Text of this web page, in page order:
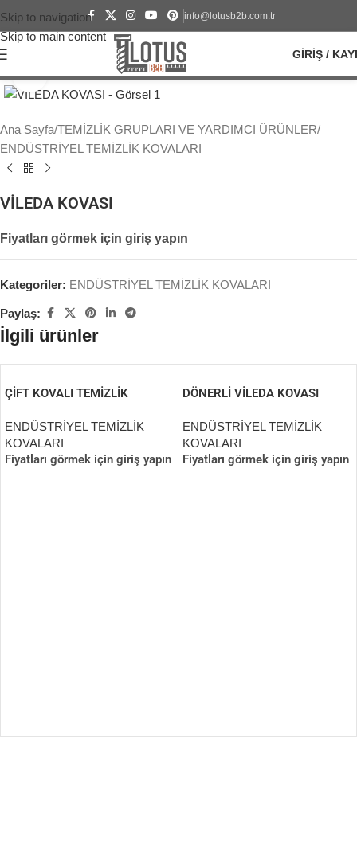
Skip to navigation
Skip to main content
info@lotusb2b.com.tr
GIRIŞ /
Büyütmek için tıklayın
Ana Sayfa/TEMİZLİK GRUPLARI VE YARDIMCI ÜRÜNLER/
ENDÜSTRİYEL TEMİZLİK KOVALARI
VİLEDA KOVASI
Fiyatları görmek için giriş yapın
Kategoriler: ENDÜSTRİYEL TEMİZLİK KOVALARI
Paylaş:
İlgili ürünler
ÇİFT KOVALI TEMİZLİK
ENDÜSTRİYEL TEMİZLİK
KOVALARI
Fiyatları görmek için giriş yapın
DÖNERLİ VİLEDA KOVASI
ENDÜSTRİYEL TEMİZLİK
KOVALARI
Fiyatları görmek için giriş yapın